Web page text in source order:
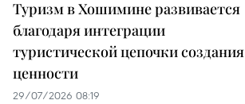
Туризм в Хошимине развивается
благодаря интеграции
туристической цепочки создания
ценности
29/07/2026 08:19